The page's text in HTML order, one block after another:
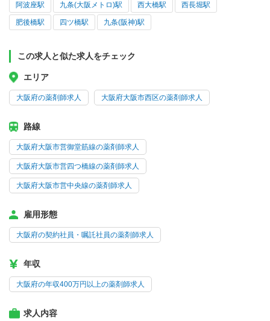
阿波座駅 九条(大阪メトロ)駅 西大橋駅 西長堀駅
肥後橋駅 四ツ橋駅 九条(阪神)駅
この求人と似た求人をチェック
エリア
大阪府の薬剤師求人 大阪府大阪市西区の薬剤師求人
路線
大阪府大阪市営御堂筋線の薬剤師求人
大阪府大阪市営四つ橋線の薬剤師求人
大阪府大阪市営中央線の薬剤師求人
雇用形態
大阪府の契約社員・嘱託社員の薬剤師求人
年収
大阪府の年収400万円以上の薬剤師求人
求人内容